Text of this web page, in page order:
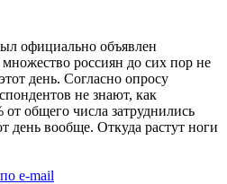
официально объявлен
россиян до сих пор не
день. Согласно опросу
не знают, как
от общего числа затруднились
день вообще. Откуда растут ноги
e-mail